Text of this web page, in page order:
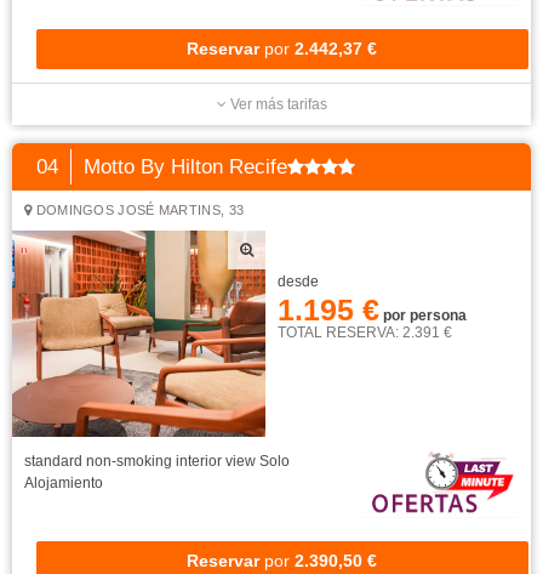
Reservar por 2.442,37 €
Ver más tarifas
04 Motto By Hilton Recife
DOMINGOS JOSÉ MARTINS, 33
desde
1.195 € por persona
TOTAL RESERVA: 2.391 €
standard non-smoking interior view Solo
Alojamiento
Reservar por 2.390,50 €